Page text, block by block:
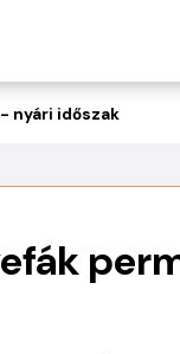
nyári időszak